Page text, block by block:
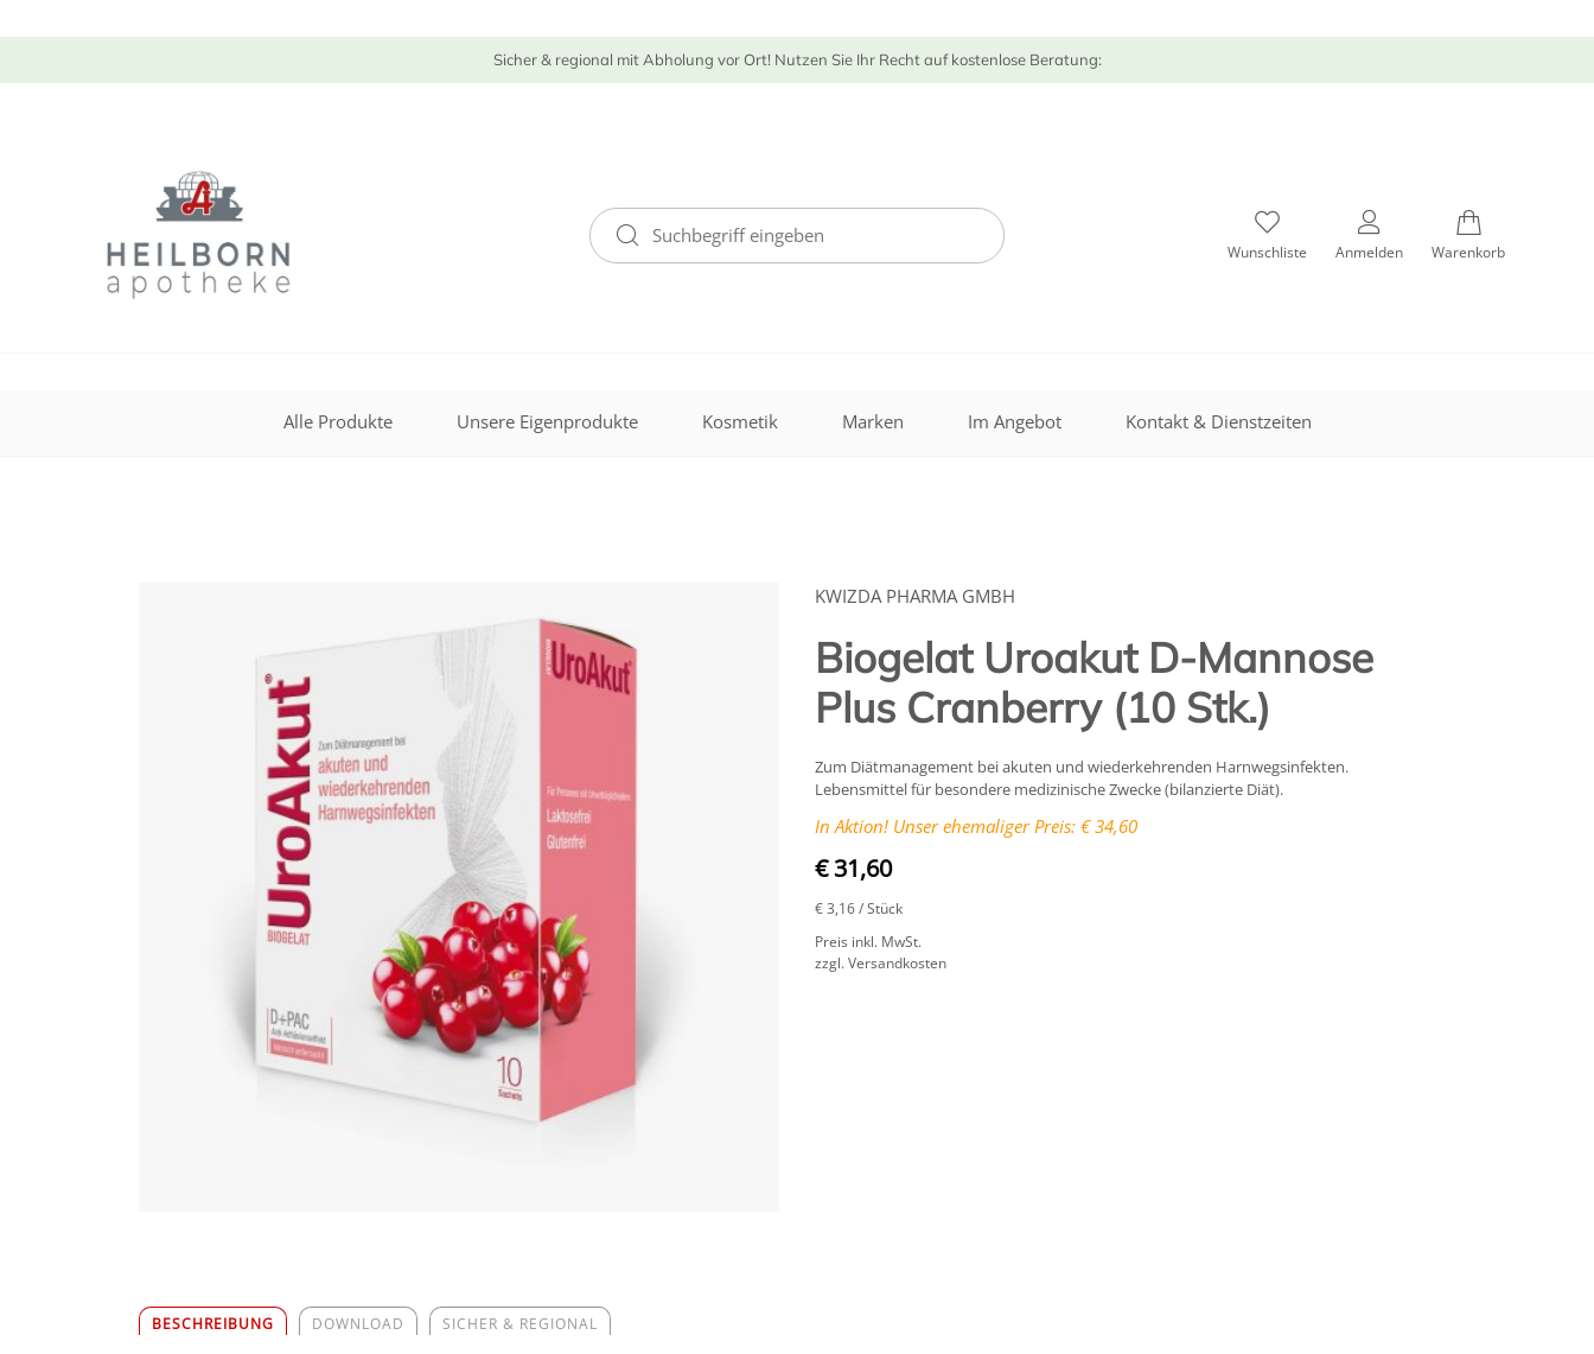
Sicher & regional mit Abholung vor Ort! Nutzen Sie Ihr Recht auf kostenlose Beratung:
Wunschliste Anmelden Warenkorb
Alle Produkte Unsere Eigenprodukte Kosmetik Marken Im Angebot Kontakt & Dienstzeiten
KWIZDA PHARMA GMBH
Biogelat Uroakut D-Mannose
Plus Cranberry (10 Stk.)
Zum Diätmanagement bei akuten und wiederkehrenden Harnwegsinfekten.
Lebensmittel für besondere medizinische Zwecke (bilanzierte Diät).
In Aktion! Unser ehemaliger Preis: € 34,60
€ 31,60
€ 3,16/ Stück
Preis inkl. MwSt.
zzgl. Versandkosten
BESCHREIBUNG DOWNLOAD SICHER & REGIONAL